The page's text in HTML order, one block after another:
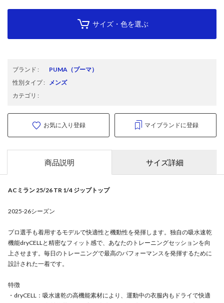
サイズ・色を選ぶ
ブランド : PUMA （プーマ）
性別タイプ: メンズ
カテゴリ :
お気に入り登録 マイブランドに登録
商品説明 サイズ詳細
ACミラン 25/26 TR 1/4 ジップトップ
2025-26シーズン
プロ選手も着用するモデルで快適性と機動性を発揮します。独自の吸水速乾
機能dryCELLと精密なフィット感で、あなたのトレーニングセッションを向
上させます。毎日のトレーニングで最高のパフォーマンスを発揮するために
設計された一着です。
特徴
・dryCELL：吸水速乾の高機能素材により、運動中の衣服内もドライで快適